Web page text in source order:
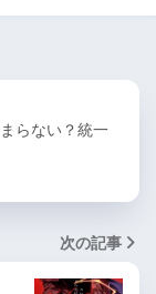
らない？統一
次の記事